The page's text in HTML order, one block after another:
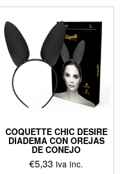
has
multiple
variants.
The
options
may
be
chosen
on
product
page
COQUETTE CHIC DESIRE
DIADEMA CON OREJAS
DE CONEJO
€5,33 Iva Inc.